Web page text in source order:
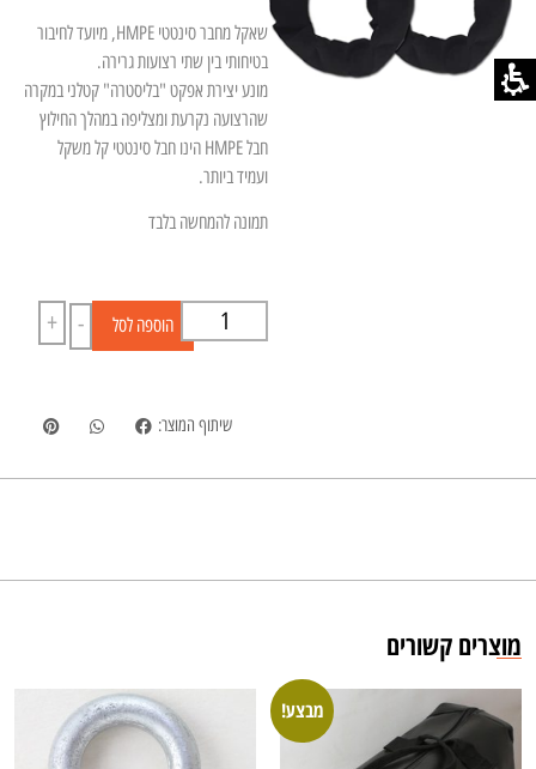
שאקל מחבר סינטטי HMPE, מיועד לחיבור
בטיחותי בין שתי רצועות גרירה.
מונע יצירת אפקט "בליסטרה" קטלני במקרה
שהרצועה נקרעת ומצליפה במהלך החילוץ
חבל HMPE הינו חבל סינטטי קל משקל
ועמיד ביותר.
תמונה להמחשה בלבד
-
+ הוספה לסל
שיתוף המוצר:
מוצרים קשורים
מבצע!